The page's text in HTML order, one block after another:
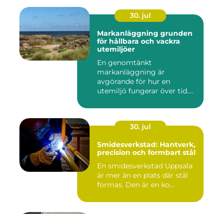
30. jul
Markanläggning grunden
för hållbara och vackra
utemiljöer
En genomtänkt
markanläggning är
avgörande för hur en
utemiljö fungerar över tid.
30. jul
Smidesverkstad: Hantverk,
precision och formbart stål
En smidesverkstad Uppsala
är mer än en plats där stål
formas. Den är en ko...